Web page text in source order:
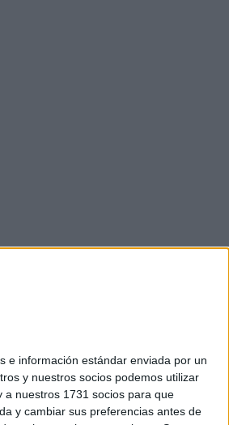
e información estándar enviada por un
y nuestros socios podemos utilizar
a nuestros 1731 socios para que
y cambiar sus preferencias antes de